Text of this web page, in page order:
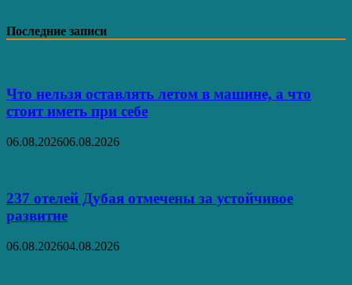
Последние записи
Что нельзя оставлять летом в машине, а что
стоит иметь при себе
06.08.202606.08.2026
237 отелей Дубая отмечены за устойчивое
развитие
06.08.202604.08.2026